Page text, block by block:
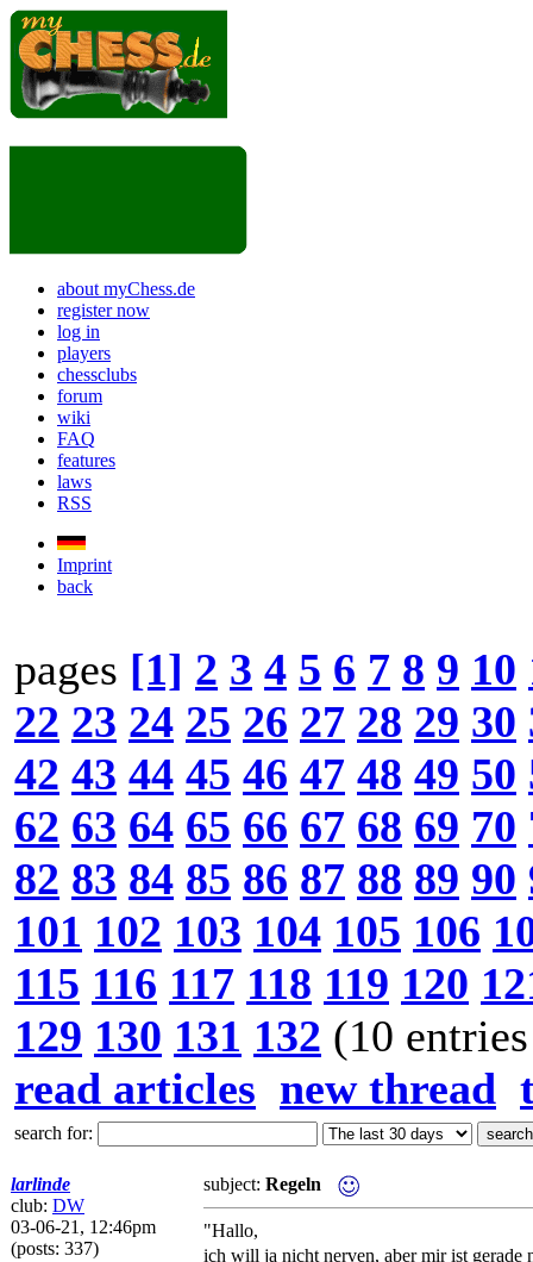
about myChess.de
register now
log in
players
chessclubs
forum
wiki
FAQ
features
laws
RSS
Imprint
back
pages [1] 2 3 4 5 6 7 8 9 10
22 23 24 25 26 27 28 29 30
42 43 44 45 46 47 48 49 50
62 63 64 65 66 67 68 69 70
82 83 84 85 86 87 88 89 90
101 102 103 104 105 106
115 116 117 118 119 120
129 130 131 132 (10
read articles new thread
search for:
larlinde
club: DW
03-06-21, 12:46pm
(posts: 337)
subject: Regeln
"Hallo,
ich will ja nicht nerven, aber mir ist